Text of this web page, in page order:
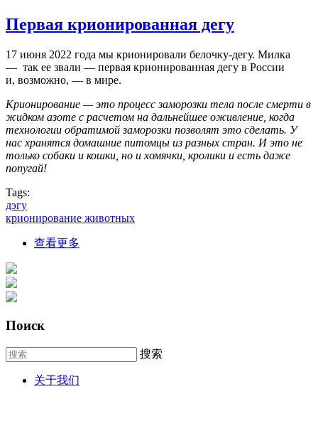
Первая крионированная дегу
17 июня 2022 года мы крионировали белочку-дегу. Милка
— так ее звали — первая крионированная дегу в России
и, возможно, — в мире.
Крионирование — это процесс заморозки тела после смерти в
жидком азоте с расчетом на дальнейшее оживление, когда
технологии обратимой заморозки позволят это сделать. У
нас хранятся домашние питомцы из разных стран. И это не
только собаки и кошки, но и хомячки, кролики и есть даже
попугай!
Tags:
дэгу
крионирование животных
查看更多
Поиск
搜索
关于我们